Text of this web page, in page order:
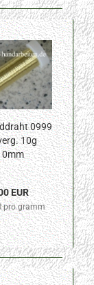
0999
10g
EUR
pro gramm